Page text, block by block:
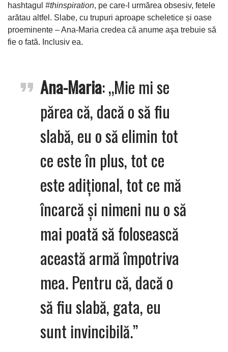
hashtagul #thinspiration, pe care-l urmărea obsesiv, fetele
arătau altfel. Slabe, cu trupuri aproape scheletice și oase
proeminente – Ana-Maria credea că anume aşa trebuie să
fie o fată. Inclusiv ea.
Ana-Maria: „Mie mi se
părea că, dacă o să fiu
slabă, eu o să elimin tot
ce este în plus, tot ce
este adițional, tot ce mă
încarcă și nimeni nu o să
mai poată să folosească
această armă împotriva
mea. Pentru că, dacă o
să fiu slabă, gata, eu
sunt invincibilă.”